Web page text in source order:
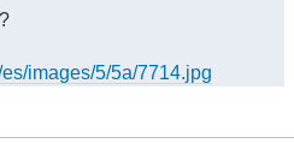
images/5/5a/7714.jpg